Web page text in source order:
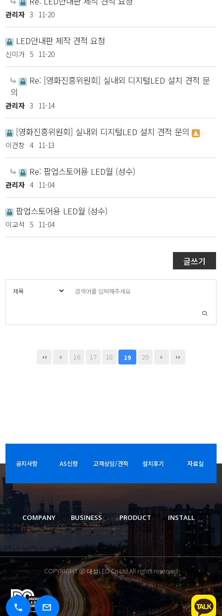
관리자 3 11-20
LED안내판 제작 견적 요청
신미가 5 11-20
Re: [영화진흥위원회] 실내외 디지털LED 설치 견적 문
의
관리자 3 11-14
[영화진흥위원회] 실내외 디지털LED 설치 견적 문의
이건창 4 11-13
Re: 팝업스토어용 LED월 (성수)
관리자 4 11-04
팝업스토어용 LED월 (성수)
이교석 5 11-04
글쓰기
16 17 18 19 20
공지사항 AS신청 고객상담/견적 설치후기 자료실
COMPANY BUSINESS PRODUCT INSTALL
COPYRIGHT ⓒ 대성LED Co.Ltd.All rights reserved